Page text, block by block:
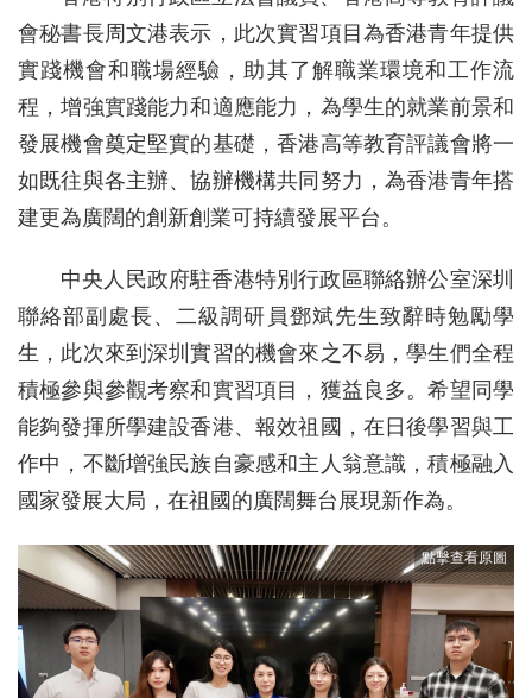
會秘書長周文港表示，此次實習項目為香港青年提供
實踐機會和職場經驗，助其了解職業環境和工作流
程，增強實踐能力和適應能力，為學生的就業前景和
發展機會奠定堅實的基礎，香港高等教育評議會將一
如既往與各主辦、協辦機構共同努力，為香港青年搭
建更為廣闊的創新創業可持續發展平台。
中央人民政府駐香港特別行政區聯絡辦公室深圳
聯絡部副處長、二級調研員鄧斌先生致辭時勉勵學
生，此次來到深圳實習的機會來之不易，學生們全程
積極參與參觀考察和實習項目，獲益良多。希望同學
能夠發揮所學建設香港、報效祖國，在日後學習與工
作中，不斷增強民族自豪感和主人翁意識，積極融入
國家發展大局，在祖國的廣闊舞台展現新作為。